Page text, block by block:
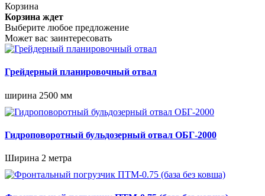
Корзина
Корзина ждет
Выберите любое предложение
Может вас заинтересовать
Грейдерный планировочный отвал
ширина 2500 мм
Гидроповоротный бульдозерный отвал ОБГ-2000
Ширина 2 метра